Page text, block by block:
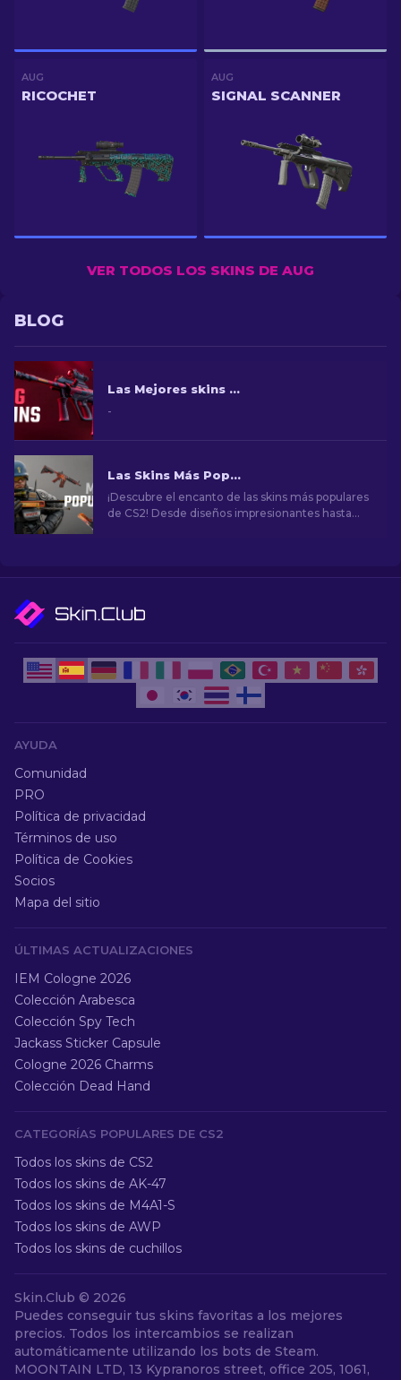
AUG
RICOCHET
AUG
SIGNAL SCANNER
VER TODOS LOS SKINS DE AUG
BLOG
Las Mejores skins AUG CS2 en todos los precios [2026]
-
Las Skins Más Populares en CS2
¡Descubre el encanto de las skins más populares
de CS2! Desde diseños impresionantes hasta
AYUDA
Comunidad
PRO
Política de privacidad
Términos de uso
Política de Cookies
Socios
Mapa del sitio
ÚLTIMAS ACTUALIZACIONES
IEM Cologne 2026
Colección Arabesca
Colección Spy Tech
Jackass Sticker Capsule
Cologne 2026 Charms
Colección Dead Hand
CATEGORÍAS POPULARES DE CS2
Todos los skins de CS2
Todos los skins de AK-47
Todos los skins de M4A1-S
Todos los skins de AWP
Todos los skins de cuchillos
Skin.Club © 2026
Puedes conseguir tus skins favoritas a los mejores
precios. Todos los intercambios se realizan
automáticamente utilizando los bots de Steam.
MOONTAIN LTD, 13 Kypranoros street, office 205, 1061,